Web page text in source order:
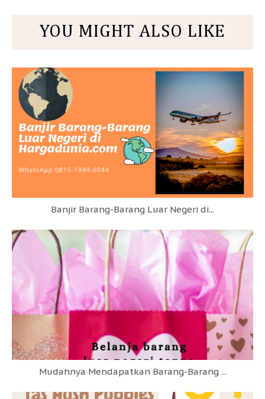
YOU MIGHT ALSO LIKE
Banjir Barang-Barang Luar Negeri di...
Mudahnya Mendapatkan Barang-Barang ...